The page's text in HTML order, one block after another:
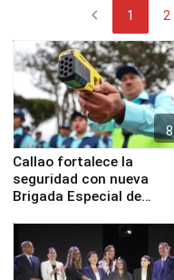
chevron_left 1 2
8
Callao fortalece la
seguridad con nueva
Brigada Especial de
equipamiento para
Serenazgo